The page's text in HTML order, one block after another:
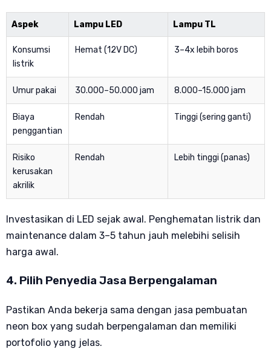
Aspek Lampu LED Lampu TL
Konsumsi
listrik
Hemat (12V DC) 3–4x lebih boros
Umur pakai 30.000–50.000 jam 8.000–15.000 jam
Biaya
penggantian
Rendah Tinggi (sering ganti)
Risiko
kerusakan
akrilik
Rendah Lebih tinggi (panas)
Investasikan di LED sejak awal. Penghematan listrik dan
maintenance dalam 3–5 tahun jauh melebihi selisih
harga awal.
4. Pilih Penyedia Jasa Berpengalaman
Pastikan Anda bekerja sama dengan jasa pembuatan
neon box yang sudah berpengalaman dan memiliki
portofolio yang jelas.